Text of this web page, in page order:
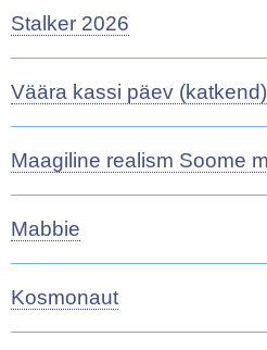
Stalker 2026
Väära kassi päev (katkend)
Maagiline realism Soome
Mabbie
Kosmonaut